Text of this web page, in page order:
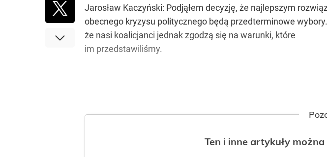
Jarosław Kaczyński: Podjąłem decyzję, że najlepszym
obecnego kryzysu politycznego będą przedterminowe
że nasi koalicjanci jednak zgodzą się na warunki, które
im przedstawiliśmy.
Ten i inne artykuły